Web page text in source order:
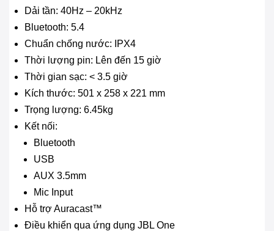
Dải tần: 40Hz – 20kHz
Bluetooth: 5.4
Chuẩn chống nước: IPX4
Thời lượng pin: Lên đến 15 giờ
Thời gian sạc: < 3.5 giờ
Kích thước: 501 x 258 x 221 mm
Trọng lượng: 6.45kg
Kết nối:
Bluetooth
USB
AUX 3.5mm
Mic Input
Hỗ trợ Auracast™
Điều khiển qua ứng dụng JBL One